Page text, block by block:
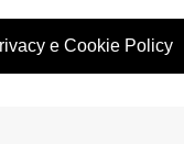
e Cookie Policy